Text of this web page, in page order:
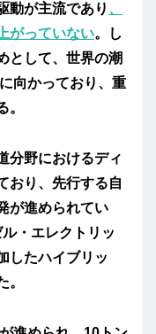
動が主流であり 、
がっていない。し
として、世界の潮
向かっており、重
。
分野におけるディ
おり、先行する自
が進められてい
・エレクトリッ
したハイブリッ
。